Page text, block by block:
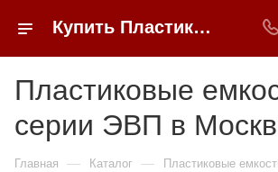
Купить Пластиковые емкости серия ЭВП в Москве в интернет-магазине b2b товаров 0FFER
Пластиковые
серии ЭВП в
Главная — Каталог — Пластиковые